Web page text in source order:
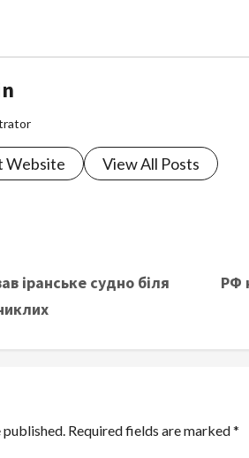
Website View All Posts
іранське судно біля
РФ
published. Required fields are marked*